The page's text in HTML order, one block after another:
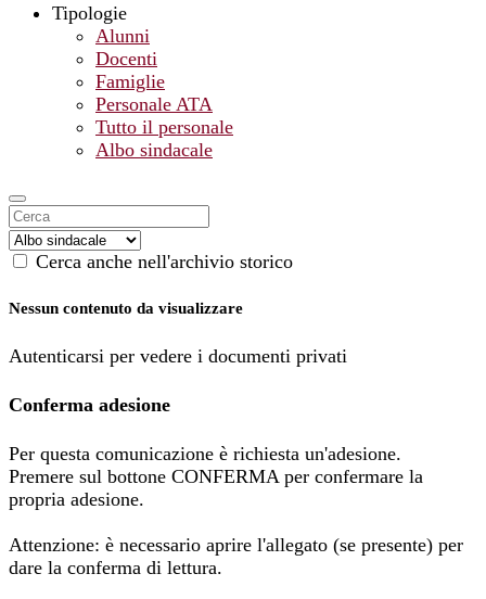
Tipologie
Alunni
Docenti
Famiglie
Personale ATA
Tutto il personale
Albo sindacale
Cerca anche nell'archivio storico
Nessun contenuto da visualizzare
Autenticarsi per vedere i documenti privati
Conferma adesione
Per questa comunicazione è richiesta un'adesione.
Premere sul bottone CONFERMA per confermare la
propria adesione.
Attenzione: è necessario aprire l'allegato (se presente) per
dare la conferma di lettura.